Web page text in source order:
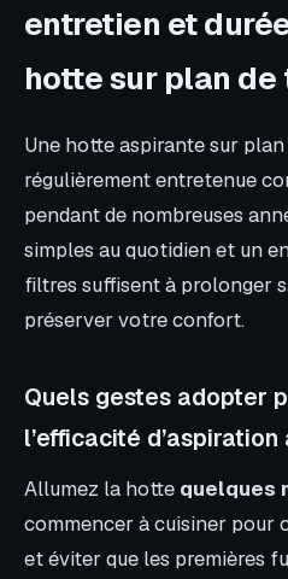
entretien et
hotte sur plan
Une hotte aspirante sur
régulièrement entretenue
pendant de nombreuses
simples au quotidien et un
filtres suffisent à prolonger
préserver votre confort.
Quels gestes adopter
l’efficacité
Allumez la hotte quelques
commencer à cuisiner pour
et éviter que les premières